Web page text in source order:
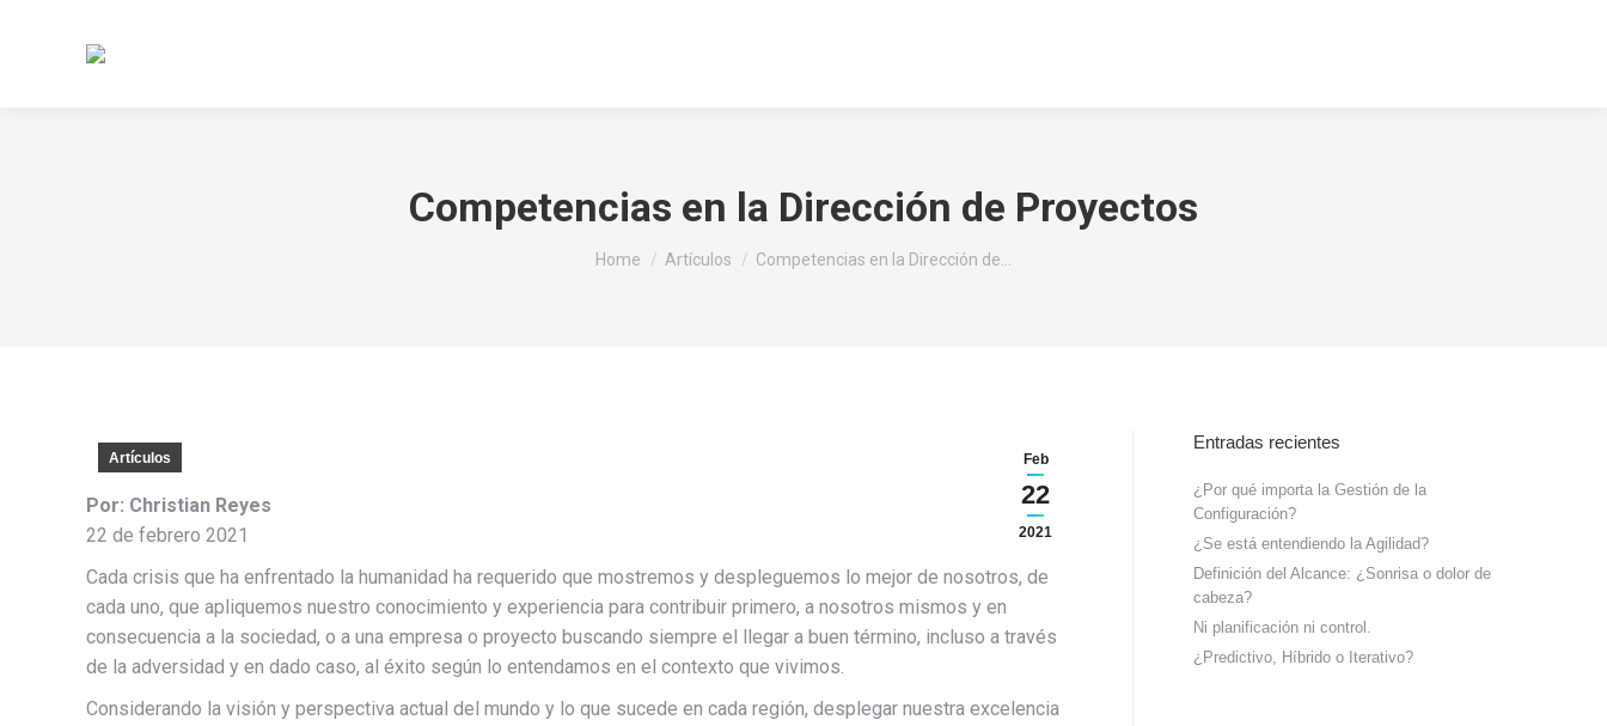
Competencias en la Dirección de Proyectos
You are here:
Home Artículos Competencias en la Dirección de…
Feb
22
2021
Artículos
Por: Christian Reyes
22 de febrero 2021
Cada crisis que ha enfrentado la humanidad ha requerido que mostremos y despleguemos lo mejor de nosotros, de
cada uno, que apliquemos nuestro conocimiento y experiencia para contribuir primero, a nosotros mismos y en
consecuencia a la sociedad, o a una empresa o proyecto buscando siempre el llegar a buen término, incluso a través
de la adversidad y en dado caso, al éxito según lo entendamos en el contexto que vivimos.
Considerando la visión y perspectiva actual del mundo y lo que sucede en cada región, desplegar nuestra excelencia
Entradas recientes
¿Por qué importa la Gestión de la
Configuración?
¿Se está entendiendo la Agilidad?
Definición del Alcance: ¿Sonrisa o dolor de
cabeza?
Ni planificación ni control.
¿Predictivo, Híbrido o Iterativo?